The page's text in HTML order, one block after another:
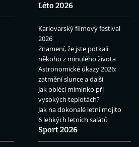
Léto 2026
Karlovarský filmový festival
2026
Znamení, že jste potkali
někoho z minulého života
Astronomické úkazy 2026:
zatmění slunce a další
Jak obléci miminko při
vysokých teplotách?
Jak na dokonalé letní mojito
6 lehkých letních salátů
Sport 2026